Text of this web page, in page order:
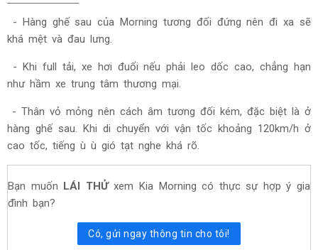
- Hàng ghế sau của Morning tương đối đứng nên đi xa sẽ
khá mệt và đau lưng.
- Khi full tải, xe hơi đuối nếu phải leo dốc cao, chẳng hạn
như hầm xe trung tâm thương mại.
- Thân vỏ mỏng nên cách âm tương đối kém, đặc biệt là ở
hàng ghế sau. Khi di chuyển với vận tốc khoảng 120km/h ở
cao tốc, tiếng ù ù gió tạt nghe khá rõ.
Bạn muốn LÁI THỬxem Kia Morning có thực sự hợp ý gia
đình bạn?
Có, gửi ngay thông tin cho tôi!